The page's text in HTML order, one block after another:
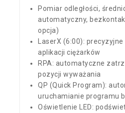
Pomiar odległości,
automatyczny,
opcja)
LaserX (6:00):
aplikacji ciężarków
RPA: automatyczne
pozycji wyważania
QP (Quick Program):
uruchamianie programu
Oświetlenie LED: